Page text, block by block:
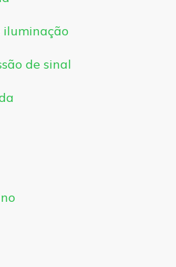
iluminação
de sinal